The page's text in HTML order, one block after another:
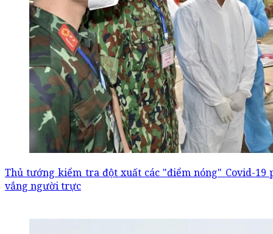
Thủ tướng kiểm tra đột xuất các "điểm nóng" Covid-19
vắng người trực